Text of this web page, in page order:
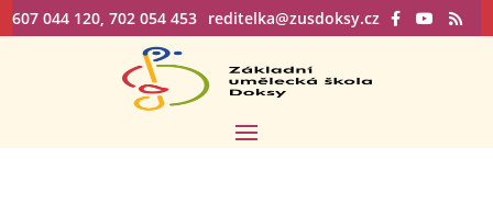
607 044 120, 702 054 453 reditelka@zusdoksy.cz